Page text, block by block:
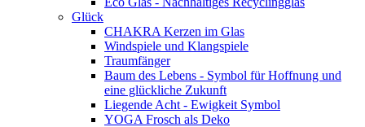
Glück
CHAKRA Kerzen im Glas
Windspiele und Klangspiele
Traumfänger
Baum des Lebens - Symbol für Hoffnung und
eine glückliche Zukunft
Liegende Acht - Ewigkeit Symbol
YOGA Frosch als Deko